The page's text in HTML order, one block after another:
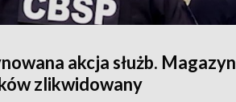
akcja służb. Magazyn
zlikwidowany